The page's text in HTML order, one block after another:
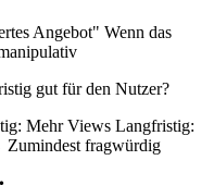
Angebot" Wenn das
gut für den Nutzer?
Mehr Views Langfristig:
Zumindest fragwürdig